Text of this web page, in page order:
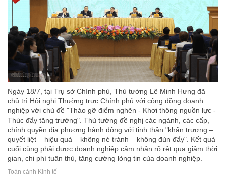
Ngày 18/7, tại Trụ sở Chính phủ, Thủ tướng Lê Minh Hưng đã
chủ trì Hội nghị Thường trực Chính phủ với cộng đồng doanh
nghiệp với chủ đề "Tháo gỡ điểm nghẽn - Khơi thông nguồn lực -
Thúc đẩy tăng trưởng". Thủ tướng đề nghị các ngành, các cấp,
chính quyền địa phương hành động với tinh thần "khẩn trương –
quyết liệt – hiệu quả – không né tránh – không đùn đẩy". Kết quả
cuối cùng phải được doanh nghiệp cảm nhận rõ rệt qua giảm thời
gian, chi phí tuân thủ, tăng cường lòng tin của doanh nghiệp.
Toàn cảnh Kinh tế